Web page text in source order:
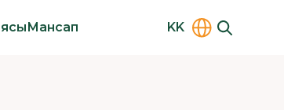
Мансап KK